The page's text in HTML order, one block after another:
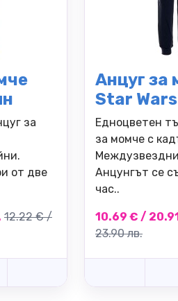
за
от две
12.22 € /
Анцуг за
Star
Едноцветен
за момче с
Анцунгът се
час..
10.69 € /
23.90 лв.